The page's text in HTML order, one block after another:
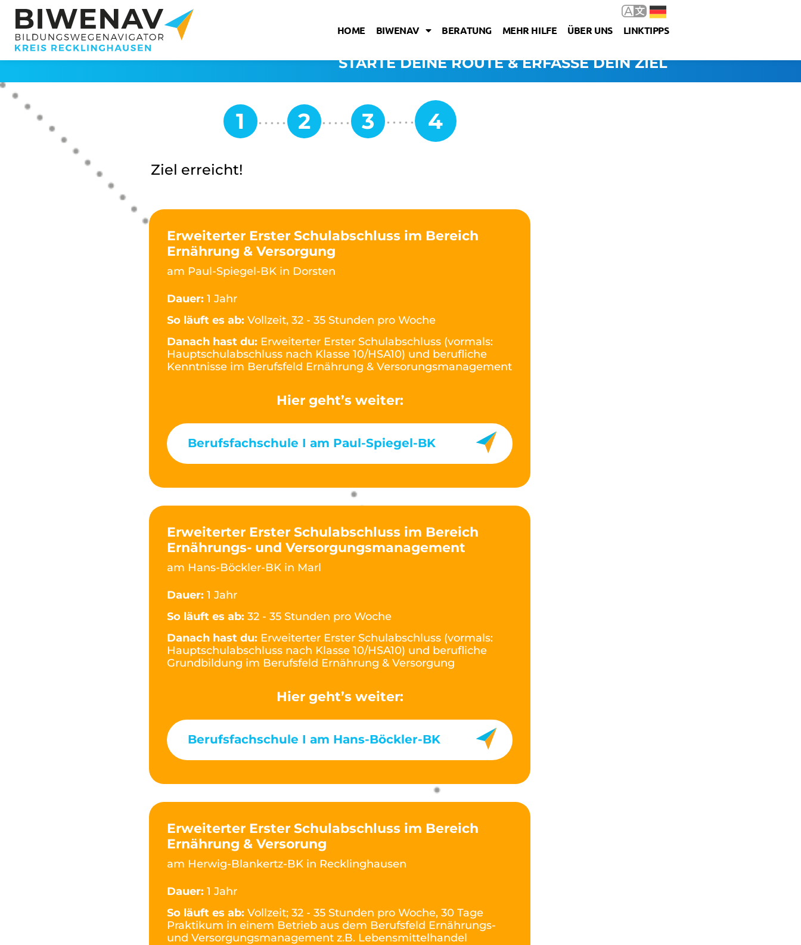
HOME BIWENAV BERATUNG MEHR HILFE ÜBER UNS LINKTIPPS
STARTE DEINE ROUTE & ERFASSE DEIN ZIEL
Ziel erreicht!
Erweiterter Erster Schulabschluss im Bereich
Ernährung & Versorgung
am Paul-Spiegel-BK in Dorsten
Dauer: 1 Jahr
So läuft es ab: Vollzeit, 32 - 35 Stunden pro Woche
Danach hast du: Erweiterter Erster Schulabschluss (vormals:
Hauptschulabschluss nach Klasse 10/HSA10) und berufliche
Kenntnisse im Berufsfeld Ernährung & Versorungsmanagement
Hier geht’s weiter:
Berufsfachschule I am Paul-Spiegel-BK
Erweiterter Erster Schulabschluss im Bereich
Ernährungs- und Versorgungsmanagement
am Hans-Böckler-BK in Marl
Dauer: 1 Jahr
So läuft es ab: 32 - 35 Stunden pro Woche
Danach hast du: Erweiterter Erster Schulabschluss (vormals:
Hauptschulabschluss nach Klasse 10/HSA10) und berufliche
Grundbildung im Berufsfeld Ernährung & Versorgung
Hier geht’s weiter:
Berufsfachschule I am Hans-Böckler-BK
Erweiterter Erster Schulabschluss im Bereich
Ernährung & Versorung
am Herwig-Blankertz-BK in Recklinghausen
Dauer: 1 Jahr
So läuft es ab: Vollzeit; 32 - 35 Stunden pro Woche, 30 Tage
Praktikum in einem Betrieb aus dem Berufsfeld Ernährungs-
und Versorgungsmanagement z.B. Lebensmittelhandel